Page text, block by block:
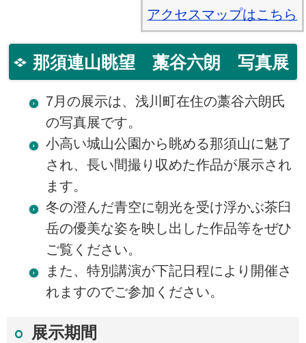
アクセスマップはこちら
那須連山眺望 藁谷六朗 写真展
7月の展示は、浅川町在住の藁谷六朗氏
の写真展です。
小高い城山公園から眺める那須山に魅了
され、長い間撮り収めた作品が展示され
ます。
冬の澄んだ青空に朝光を受け浮かぶ茶臼
岳の優美な姿を映し出した作品等をぜひ
ご覧ください。
また、特別講演が下記日程により開催さ
れますのでご参加ください。
展示期間